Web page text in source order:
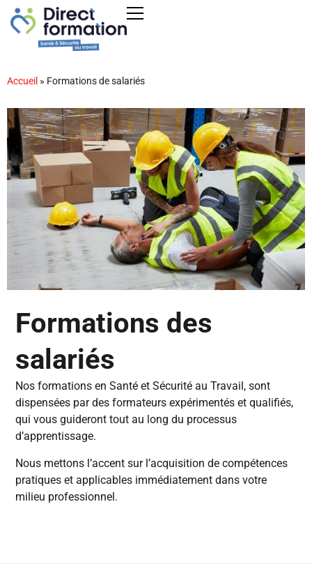
Accueil » Formations de salariés
Formations des
salariés
Nos formations en Santé et Sécurité au Travail, sont
dispensées par des formateurs expérimentés et qualifiés,
qui vous guideront tout au long du processus
d’apprentissage.
Nous mettons l’accent sur l’acquisition de compétences
pratiques et applicables immédiatement dans votre
milieu professionnel.